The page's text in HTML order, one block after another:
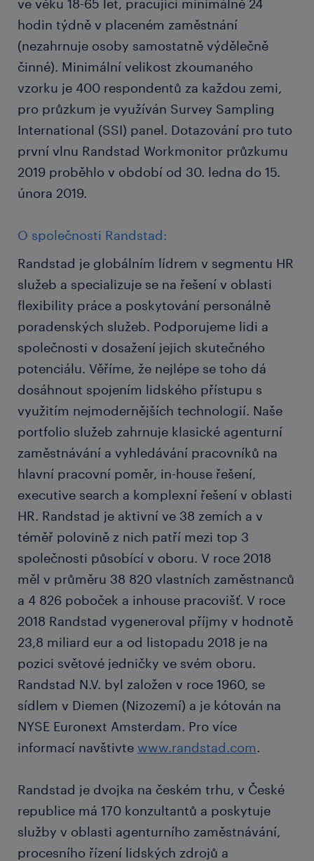
ve věku 18-65 let, pracující minimálně 24
hodin týdně v placeném zaměstnání
(nezahrnuje osoby samostatně výdělečně
činné). Minimální velikost zkoumaného
vzorku je 400 respondentů za každou zemi,
pro průzkum je využíván Survey Sampling
International (SSI) panel. Dotazování pro tuto
první vlnu Randstad Workmonitor průzkumu
2019 proběhlo v období od 30. ledna do 15.
února 2019.
O společnosti Randstad:
Randstad je globálním lídrem v segmentu HR
služeb a specializuje se na řešení v oblasti
flexibility práce a poskytování personálně
poradenských služeb. Podporujeme lidi a
společnosti v dosažení jejich skutečného
potenciálu. Věříme, že nejlépe se toho dá
dosáhnout spojením lidského přístupu s
využitím nejmodernějších technologií. Naše
portfolio služeb zahrnuje klasické agenturní
zaměstnávání a vyhledávání pracovníků na
hlavní pracovní poměr, in-house řešení,
executive search a komplexní řešení v oblasti
HR. Randstad je aktivní ve 38 zemích a v
téměř polovině z nich patří mezi top 3
společnosti působící v oboru. V roce 2018
měl v průměru 38 820 vlastních zaměstnanců
a 4 826 poboček a inhouse pracovišť. V roce
2018 Randstad vygeneroval příjmy v hodnotě
23,8 miliard eur a od listopadu 2018 je na
pozici světové jedničky ve svém oboru.
Randstad N.V. byl založen v roce 1960, se
sídlem v Diemen (Nizozemí) a je kótován na
NYSE Euronext Amsterdam. Pro více
informací navštivte www.randstad.com.
Randstad je dvojka na českém trhu, v České
republice má 170 konzultantů a poskytuje
služby v oblasti agenturního zaměstnávání,
procesního řízení lidských zdrojů a